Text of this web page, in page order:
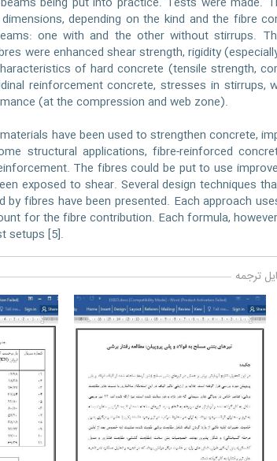
depending on the kind and the fibre
one with and the other without stirrups.
were enhanced shear strength, rigidity
of hard concrete (tensile strength,
reinforcement concrete, stresses in stirrups,
(at the compression and web zone).
have been used to strengthen concrete,
structural applications, fibre-reinforced
The fibres could be put to use
exposed to shear. Several design techniques
fibres have been presented. Each approach
for the fibre contribution. Each formula,
setups [5].
ترجمه